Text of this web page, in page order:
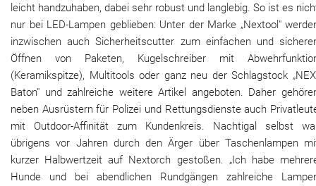
leicht handzuhaben, dabei sehr robust und langlebig. So ist es
nur bei LED-Lampen geblieben: Unter der Marke „Nextool"
inzwischen auch Sicherheitscutter zum einfachen und
Öffnen von Paketen, Kugelschreiber mit
(Keramikspitze), Multitools oder ganz neu der Schlagstock
Baton" und zahlreiche weitere Artikel angeboten. Daher
neben Ausrüstern für Polizei und Rettungsdienste auch
mit Outdoor-Affinität zum Kundenkreis. Nachtigal selbst
übrigens vor Jahren durch den Ärger über Taschenlampen
kurzer Halbwertzeit auf Nextorch gestoßen. „Ich habe
Hunde und bei abendlichen Rundgängen zahlreiche